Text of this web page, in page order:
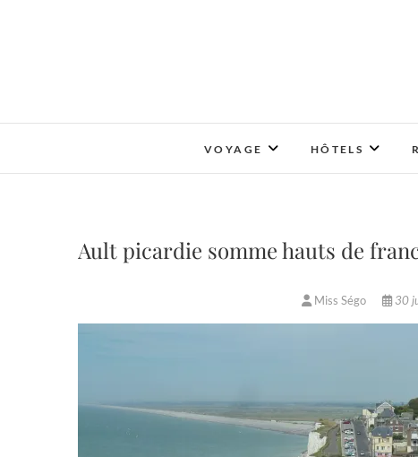
VOYAGE HÔTELS
Ault picardie somme hauts de
Miss Ségo 30